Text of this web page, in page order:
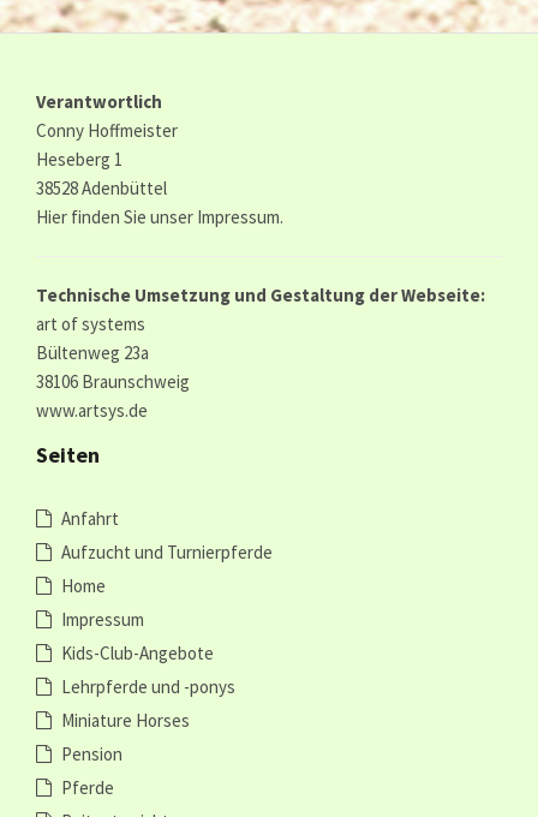
Verantwortlich
Conny Hoffmeister
Heseberg 1
38528 Adenbüttel
Hier finden Sie unser Impressum.
Technische Umsetzung und Gestaltung der Webseite:
art of systems
Bültenweg 23a
38106 Braunschweig
www.artsys.de
Seiten
Anfahrt
Aufzucht und Turnierpferde
Home
Impressum
Kids-Club-Angebote
Lehrpferde und -ponys
Miniature Horses
Pension
Pferde